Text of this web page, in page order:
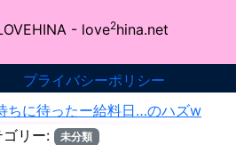
- love2hina.net
プライバシーポリシー
ちに待ったー給料日…のハズw
リー: 未分類